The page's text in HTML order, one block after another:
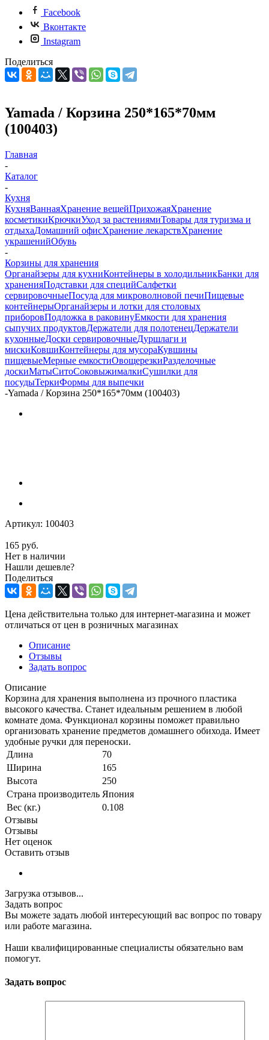
Facebook
Вконтакте
Instagram
Поделиться
Yamada / Корзина 250*165*70мм
(100403)
Главная
-
Каталог
-
Кухня
КухняВаннаяХранение вещейПрихожаяХранение
косметикиКрючкиУход за растениямиТовары для туризма и
отдыхаДомашний офисХранение лекарствХранение
украшенийОбувь
-
Корзины для хранения
Органайзеры для кухниКонтейнеры в холодильникБанки для
храненияПодставки для специйСалфетки
сервировочныеПосуда для микроволновой печиПищевые
контейнерыОрганайзеры и лотки для столовых
приборовПодложка в раковинуЕмкости для хранения
сыпучих продуктовДержатели для полотенецДержатели
кухонныеДоски сервировочныеДуршлаги и
мискиКовшиКонтейнеры для мусораКувшины
пищевыеМерные емкостиОвощерезкиРазделочные
доскиМатыСитоСоковыжималкиСушилки для
посудыТеркиФормы для выпечки
-Yamada / Корзина 250*165*70мм (100403)
Артикул: 100403
165 руб.
Нет в наличии
Нашли дешевле?
Поделиться
Цена действительна только для интернет-магазина и может
отличаться от цен в розничных магазинах
Описание
Отзывы
Задать вопрос
Описание
Корзина для хранения выполнена из прочного пластика
высокого качества. Станет идеальным решением в любой
комнате дома. Функционал корзины поможет правильно
организовать хранение предметов домашнего обихода. Имеет
удобные ручки для переноски.
Длина
70
Ширина
165
Высота
250
Страна производитель Япония
Вес (кг.)
0.108
Отзывы
Отзывы
Нет оценок
Оставить отзыв
Загрузка отзывов...
Задать вопрос
Вы можете задать любой интересующий вас вопрос по товару
или работе магазина.
Наши квалифицированные специалисты обязательно вам
помогут.
Задать вопрос